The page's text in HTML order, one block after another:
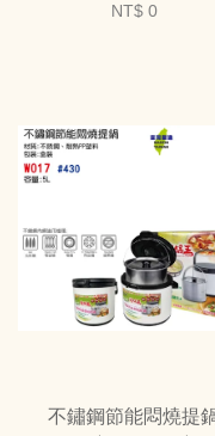
NT$ 0
不鏽鋼節能悶燒提